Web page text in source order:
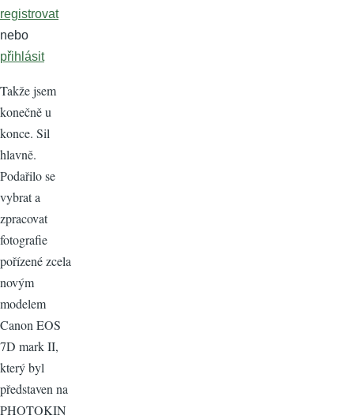
registrovat
nebo
přihlásit
Takže jsem
konečně u
konce. Sil
hlavně.
Podařilo se
vybrat a
zpracovat
fotografie
pořízené zcela
novým
modelem
Canon EOS
7D mark II,
který byl
představen na
PHOTOKIN